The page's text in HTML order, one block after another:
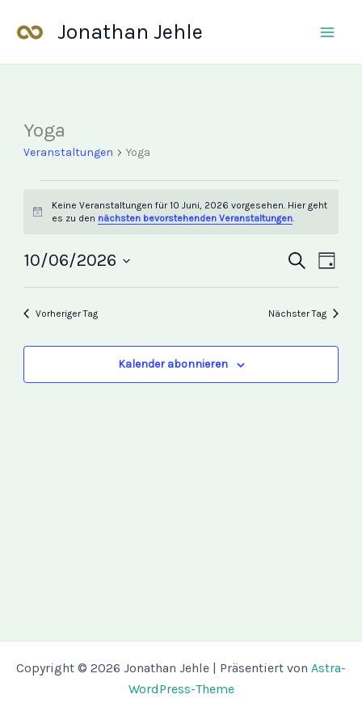
Inhalt
Jonathan Jehle
Yoga
Veranstaltungen Yoga
Veranstaltungen
for
2026
Hinweis
Keine Veranstaltungen für 10 Juni, 2026 vorgesehen. Hier geht
es zu den nächsten bevorstehenden Veranstaltungen.
Navigation
Suche
Tag
10/06/2026
Vorheriger Tag Nächster Tag
Kalender abonnieren
Copyright © 2026 Jonathan Jehle | Präsentiert von Astra-
WordPress-Theme